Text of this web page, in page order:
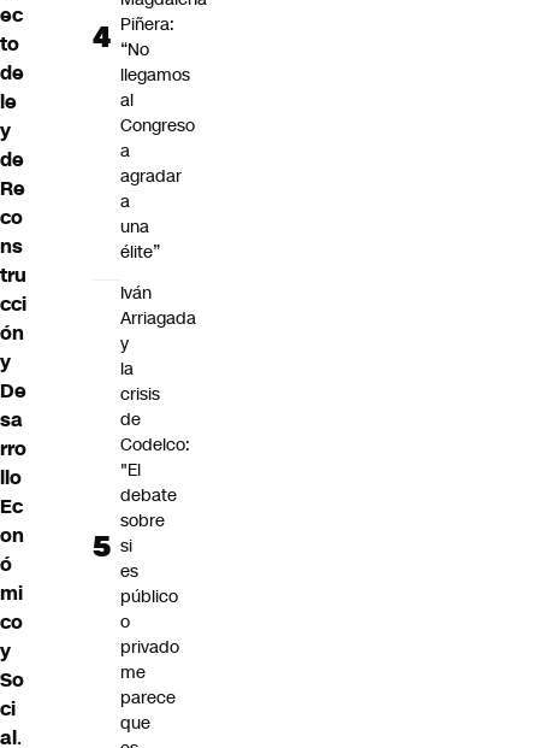
ec
to
de
le
y
de
Re
co
ns
tru
cci
ón
y
De
sa
rro
llo
Ec
on
ó
mi
co
y
So
ci
al.
Piñera:
“No
llegamos
al
Congreso
a
agradar
a
una
élite”
Iván
Arriagada
y
la
crisis
de
Codelco:
"El
debate
sobre
si
es
público
o
privado
me
parece
que